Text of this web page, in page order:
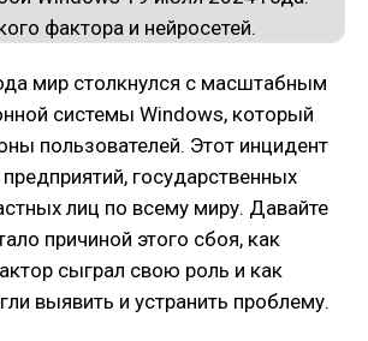
мир столкнулся с масштабным
системы Windows, который
пользователей. Этот инцидент
государственных
лиц по всему миру. Давайте
причиной этого сбоя, как
сыграл свою роль и как
выявить и устранить проблему.